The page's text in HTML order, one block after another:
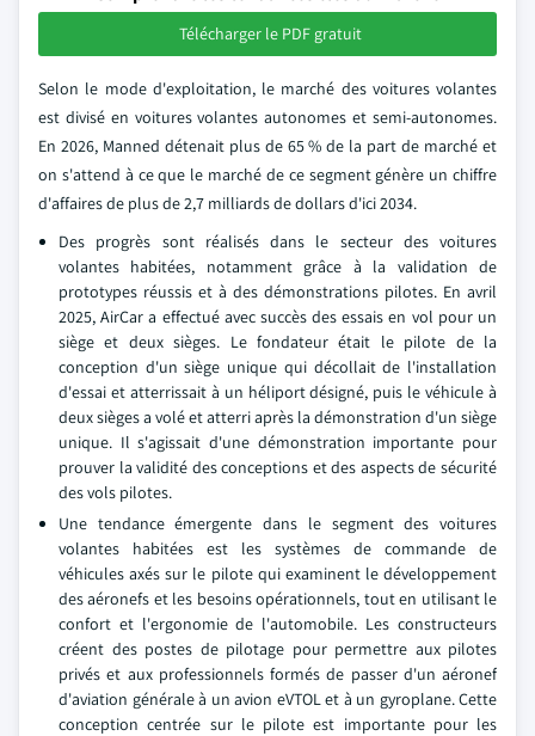
Télécharger le PDF gratuit
Selon le mode d'exploitation, le marché des voitures volantes
est divisé en voitures volantes autonomes et semi-autonomes.
En 2026, Manned détenait plus de 65 % de la part de marché et
on s'attend à ce que le marché de ce segment génère un chiffre
d'affaires de plus de 2,7 milliards de dollars d'ici 2034.
Des progrès sont réalisés dans le secteur des voitures
volantes habitées, notamment grâce à la validation de
prototypes réussis et à des démonstrations pilotes. En avril
2025, AirCar a effectué avec succès des essais en vol pour un
siège et deux sièges. Le fondateur était le pilote de la
conception d'un siège unique qui décollait de l'installation
d'essai et atterrissait à un héliport désigné, puis le véhicule à
deux sièges a volé et atterri après la démonstration d'un siège
unique. Il s'agissait d'une démonstration importante pour
prouver la validité des conceptions et des aspects de sécurité
des vols pilotes.
Une tendance émergente dans le segment des voitures
volantes habitées est les systèmes de commande de
véhicules axés sur le pilote qui examinent le développement
des aéronefs et les besoins opérationnels, tout en utilisant le
confort et l'ergonomie de l'automobile. Les constructeurs
créent des postes de pilotage pour permettre aux pilotes
privés et aux professionnels formés de passer d'un aéronef
d'aviation générale à un avion eVTOL et à un gyroplane. Cette
conception centrée sur le pilote est importante pour les